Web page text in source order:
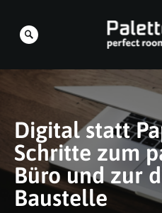
Digital statt
Schritte zum
Büro und zur
Baustelle